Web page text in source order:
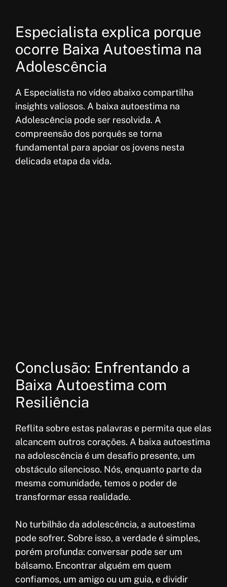
Especialista explica porque
ocorre Baixa Autoestima na
Adolescência
A Especialista no vídeo abaixo compartilha
insights valiosos. A baixa autoestima na
Adolescência pode ser resolvida. A
compreensão dos porquês se torna
fundamental para apoiar os jovens nesta
delicada etapa da vida.
Conclusão: Enfrentando a
Baixa Autoestima com
Resiliência
Reflita sobre estas palavras e permita que elas
alcancem outros corações. A baixa autoestima
na adolescência é um desafio presente, um
obstáculo silencioso. Nós, enquanto parte da
mesma comunidade, temos o poder de
transformar essa realidade.
No turbilhão da adolescência, a autoestima
pode sofrer. Sobre isso, a verdade é simples,
porém profunda: conversar pode ser um
bálsamo. Encontrar alguém em quem
confiamos, um amigo ou um guia, e dividir